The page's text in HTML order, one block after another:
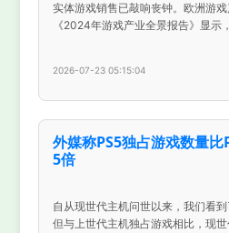
实体游戏销售已敲响丧钟。欧洲游
《2024年游戏产业全景报告》显示，
2026-07-23 05:15:04
外媒称PS5独占游戏数量比
5倍
自从现世代主机问世以来，我们看到
但与上世代主机独占游戏相比，现